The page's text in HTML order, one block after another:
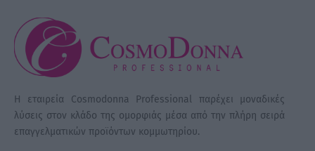
Η εταιρεία Cosmodonna Professional παρέχει μοναδικές
λύσεις στον κλάδο της ομορφιάς μέσα από την πλήρη σειρά
επαγγελματικών προϊόντων κομμωτηρίου.